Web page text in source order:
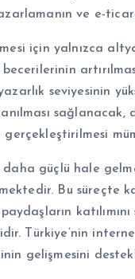
ve e-
için yalnızca
seviyesinin
sağlanacak,
daha güçlü hale
Bu süreçte
Türkiye’nin
gelişmesini